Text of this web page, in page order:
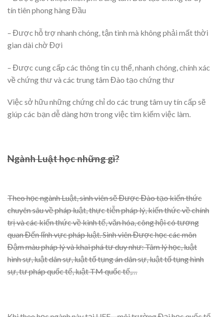
tín tiên phong hàng Đầu
– Được hỗ trợ nhanh chóng, tận tình mà không phải mất thời
gian dài chờ Đợi
– Được cung cấp các thông tin cụ thể, nhanh chóng, chính xác
về chứng thư và các trung tâm Đào tạo chứng thư
Việc sở hữu những chứng chỉ do các trung tâm uy tín cấp sẽ
giúp các bạn dễ dàng hơn trong việc tìm kiếm việc làm.
Ngành Luật học những gì?
Theo học ngành Luật, sinh viên sẽ Được Đào tạo kiến thức
chuyên sâu về pháp luật, thực tiễn pháp lý, kiến thức về chính
trị và các kiến thức về kinh tế, văn hóa, công hội có tương
quan Đến lĩnh vực pháp luật. Sinh viên Được học các môn
Đậm màu pháp lý và khai phá tư duy như: Tâm lý học, luật
hình sự, luật dân sự, luật tố tụng án dân sự, luật tố tụng hình
sự, tư pháp quốc tế, luật TM quốc tế,…